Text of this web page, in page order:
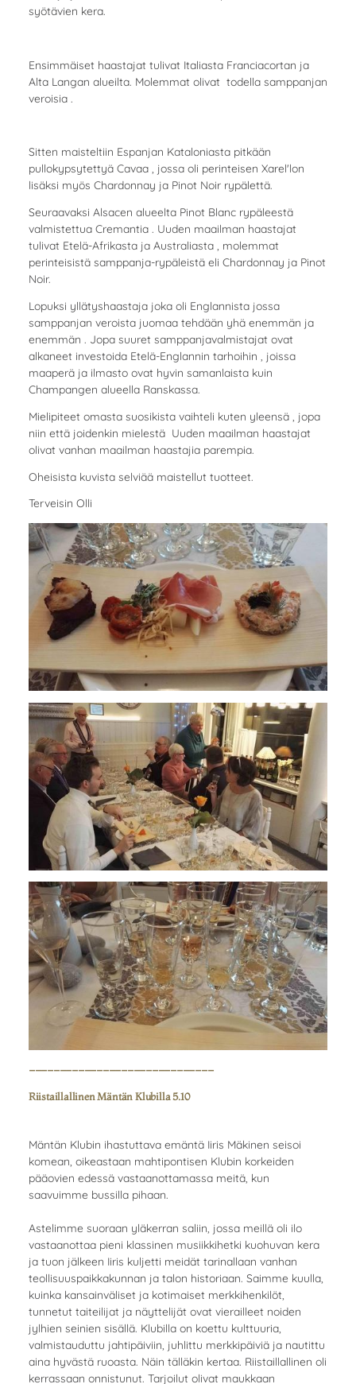
syötävien kera.
Ensimmäiset haastajat tulivat Italiasta Franciacortan ja
Alta Langan alueilta. Molemmat olivat todella samppanjan
veroisia .
Sitten maisteltiin Espanjan Kataloniasta pitkään
pullokypsytettyä Cavaa , jossa oli perinteisen Xarel'lon
lisäksi myös Chardonnay ja Pinot Noir rypälettä.
Seuraavaksi Alsacen alueelta Pinot Blanc rypäleestä
valmistettua Cremantia . Uuden maailman haastajat
tulivat Etelä-Afrikasta ja Australiasta , molemmat
perinteisistä samppanja-rypäleistä eli Chardonnay ja Pinot
Noir.
Lopuksi yllätyshaastaja joka oli Englannista jossa
samppanjan veroista juomaa tehdään yhä enemmän ja
enemmän . Jopa suuret samppanjavalmistajat ovat
alkaneet investoida Etelä-Englannin tarhoihin , joissa
maaperä ja ilmasto ovat hyvin samanlaista kuin
Champangen alueella Ranskassa.
Mielipiteet omasta suosikista vaihteli kuten yleensä , jopa
niin että joidenkin mielestä Uuden maailman haastajat
olivat vanhan maailman haastajia parempia.
Oheisista kuvista selviää maistellut tuotteet.
Terveisin Olli
------------------------------
Riistaillallinen Mäntän Klubilla 5.10
Mäntän Klubin ihastuttava emäntä Iiris Mäkinen seisoi
komean, oikeastaan mahtipontisen Klubin korkeiden
pääovien edessä vastaanottamassa meitä, kun
saavuimme bussilla pihaan.
Astelimme suoraan yläkerran saliin, jossa meillä oli ilo
vastaanottaa pieni klassinen musiikkihetki kuohuvan kera
ja tuon jälkeen Iiris kuljetti meidät tarinallaan vanhan
teollisuuspaikkakunnan ja talon historiaan. Saimme kuulla,
kuinka kansainväliset ja kotimaiset merkkihenkilöt,
tunnetut taiteilijat ja näyttelijät ovat vierailleet noiden
jylhien seinien sisällä. Klubilla on koettu kulttuuria,
valmistauduttu jahtipäiviin, juhlittu merkkipäiviä ja nautittu
aina hyvästä ruoasta. Näin tälläkin kertaa. Riistaillallinen oli
kerrassaan onnistunut. Tarjoilut olivat maukkaan